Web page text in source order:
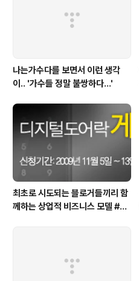
나는가수다를 보면서 이런 생각
이.. '가수들 정말 불쌍하다...'
최초로 시도되는 블로거들끼리 함
께하는 상업적 비즈니스 모델 #pr